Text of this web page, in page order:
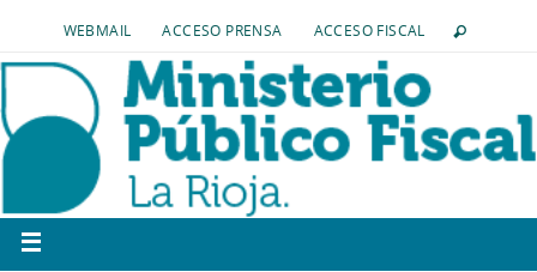
WEBMAIL ACCESO PRENSA ACCESO FISCAL